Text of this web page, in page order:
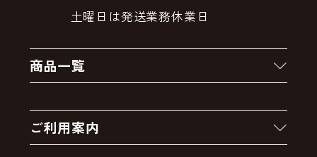
土曜日は発送業務休業日
商品一覧
クーポン
ご利用案内